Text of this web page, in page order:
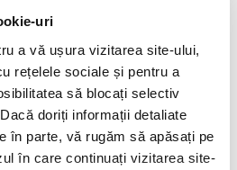
uri
a vă ușura vizitarea site-ului,
rețelele sociale și pentru a
să blocați selectiv
doriți informații detaliate
în parte, vă rugăm să apăsați pe
în care continuați vizitarea site-
79.00 RON